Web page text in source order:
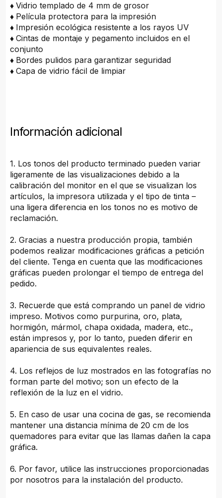
♦Vidrio templado de 4 mm de grosor
♦ Película protectora para la impresión
♦ Impresión ecológica resistente a los rayos UV
♦Cintas de montaje y pegamento incluidos en el
conjunto
♦ Bordes pulidos para garantizar seguridad
♦Capa de vidrio fácil de limpiar
Información adicional
1. Los tonos del producto terminado pueden variar
ligeramente de las visualizaciones debido a la
calibración del monitor en el que se visualizan los
artículos, la impresora utilizada y el tipo de tinta –
una ligera diferencia en los tonos no es motivo de
reclamación.
2. Gracias a nuestra producción propia, también
podemos realizar modificaciones gráficas a petición
del cliente. Tenga en cuenta que las modificaciones
gráficas pueden prolongar el tiempo de entrega del
pedido.
3. Recuerde que está comprando un panel de vidrio
impreso. Motivos como purpurina, oro, plata,
hormigón, mármol, chapa oxidada, madera, etc.,
están impresos y, por lo tanto, pueden diferir en
apariencia de sus equivalentes reales.
4. Los reflejos de luz mostrados en las fotografías no
forman parte del motivo; son un efecto de la
reflexión de la luz en el vidrio.
5. En caso de usar una cocina de gas, se recomienda
mantener una distancia mínima de 20 cm de los
quemadores para evitar que las llamas dañen la capa
gráfica.
6. Por favor, utilice las instrucciones proporcionadas
por nosotros para la instalación del producto.